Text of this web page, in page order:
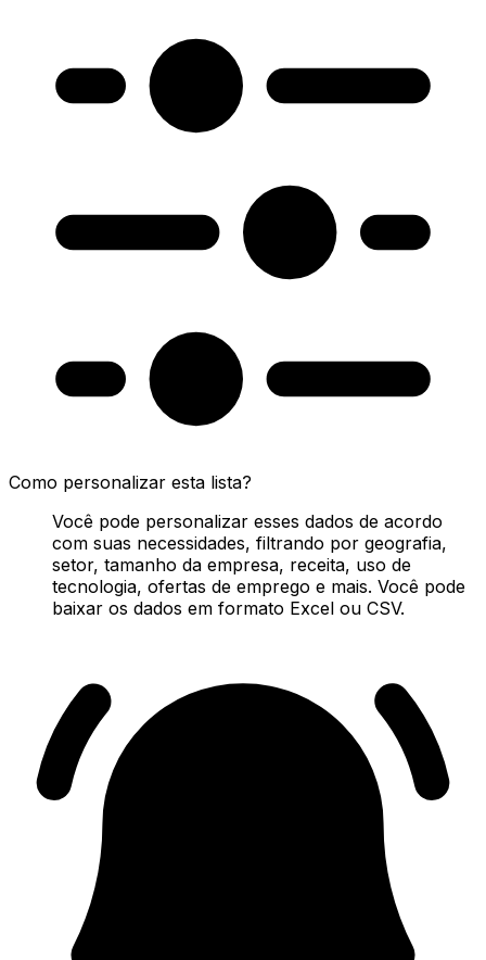
Como personalizar esta lista?
Você pode personalizar esses dados de acordo
com suas necessidades, filtrando por geografia,
setor, tamanho da empresa, receita, uso de
tecnologia, ofertas de emprego e mais. Você pode
baixar os dados em formato Excel ou CSV.